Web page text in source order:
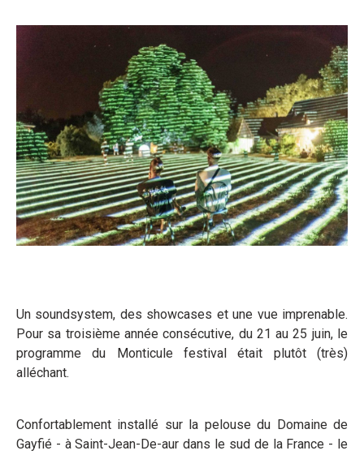
Un soundsystem, des showcases et une vue imprenable.
Pour sa troisième année consécutive, du 21 au 25 juin, le
programme du Monticule festival était plutôt (très)
alléchant.
Confortablement installé sur la pelouse du Domaine de
Gayfié - à Saint-Jean-De-aur dans le sud de la France - le